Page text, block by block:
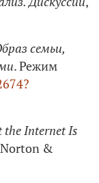
семьи,
. Режим
the Internet Is
Norton &